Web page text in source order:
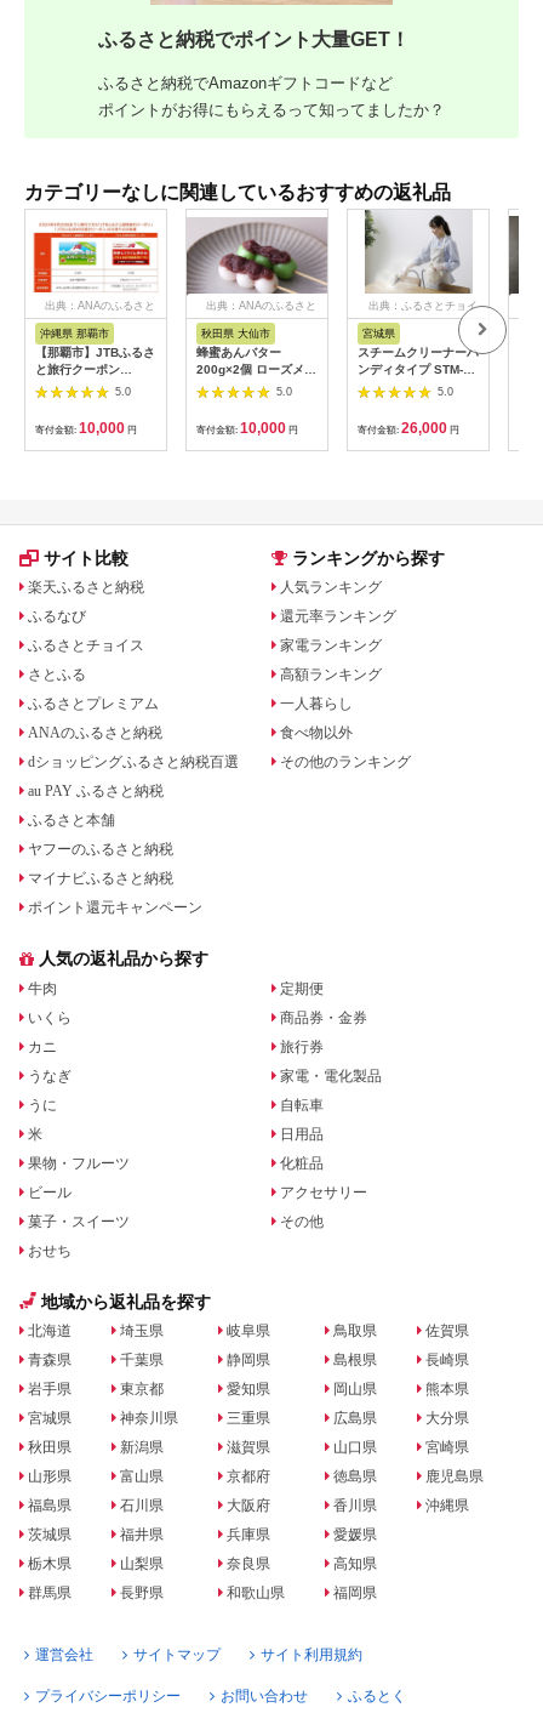
ふるさと納税でポイント大量GET！
ふるさと納税でAmazonギフトコードなど
ポイントがお得にもらえるって知ってましたか？
カテゴリーなしに関連しているおすすめの返礼品
出典：ANAのふるさと
沖縄県 那覇市
【那覇市】JTBふるさ
と旅行クーポン
（3,000円分）有効期
間3年（Eメール発
行）｜旅行 トラベル
予約 国内旅行 JTB 宿
泊 観光 体験 旅行券
人気 おすすめ 旅行ク
ン ネット予約 電話 有
5.0
寄付金額: 10,000 円
出典：ANAのふるさと
秋田県 大仙市
蜂蜜あんバター
200g×2個 ローズメイ
[あんバター はちみ
つ 発酵バター あん
こ 水あめ不使用 秋
田県 大仙市]
5.0
寄付金額: 10,000 円
出典：ふるさとチョイ
宮城県
スチームクリーナーハ
ンディタイプ STM-
305R-C アイボリー
アイリスオーヤマ
【1550643】
5.0
寄付金額: 26,000 円
サイト比較
楽天ふるさと納税
ふるなび
ふるさとチョイス
さとふる
ふるさとプレミアム
ANAのふるさと納税
dショッピングふるさと納税百選
au PAY ふるさと納税
ふるさと本舗
ヤフーのふるさと納税
マイナビふるさと納税
ポイント還元キャンペーン
ランキングから探す
人気ランキング
還元率ランキング
家電ランキング
高額ランキング
一人暮らし
食べ物以外
その他のランキング
人気の返礼品から探す
牛肉
いくら
カニ
うなぎ
うに
米
果物・フルーツ
ビール
菓子・スイーツ
おせち
定期便
商品券・金券
旅行券
家電・電化製品
自転車
日用品
化粧品
アクセサリー
その他
地域から返礼品を探す
北海道
青森県
岩手県
宮城県
秋田県
山形県
福島県
茨城県
栃木県
群馬県
埼玉県
千葉県
東京都
神奈川県
新潟県
富山県
石川県
福井県
山梨県
長野県
岐阜県
静岡県
愛知県
三重県
滋賀県
京都府
大阪府
兵庫県
奈良県
和歌山県
鳥取県
島根県
岡山県
広島県
山口県
徳島県
香川県
愛媛県
高知県
福岡県
佐賀県
長崎県
熊本県
大分県
宮崎県
鹿児島県
沖縄県
運営会社 サイトマップ サイト利用規約
プライバシーポリシー お問い合わせ ふるとく